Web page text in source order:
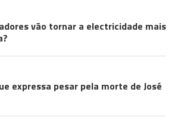
vão tornar a electricidade mais
expressa pesar pela morte de José